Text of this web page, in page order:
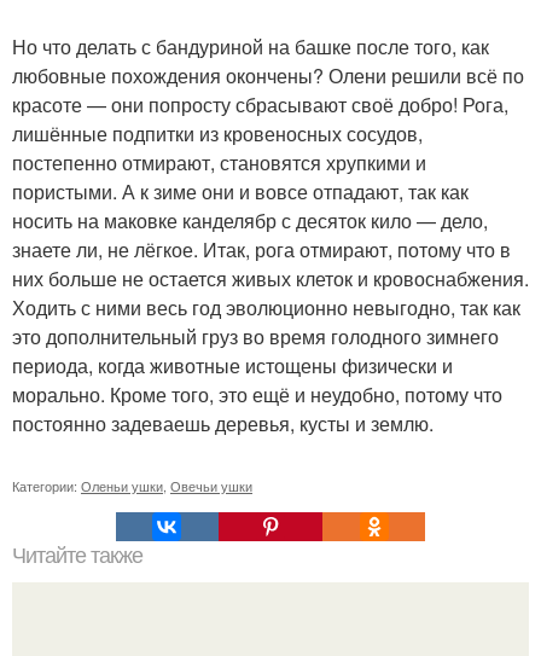
Но что делать с бандуриной на башке после того, как
любовные похождения окончены? Олени решили всё по
красоте — они попросту сбрасывают своё добро! Рога,
лишённые подпитки из кровеносных сосудов,
постепенно отмирают, становятся хрупкими и
пористыми. А к зиме они и вовсе отпадают, так как
носить на маковке канделябр с десяток кило — дело,
знаете ли, не лёгкое. Итак, рога отмирают, потому что в
них больше не остается живых клеток и кровоснабжения.
Ходить с ними весь год эволюционно невыгодно, так как
это дополнительный груз во время голодного зимнего
периода, когда животные истощены физически и
морально. Кроме того, это ещё и неудобно, потому что
постоянно задеваешь деревья, кусты и землю.
Категории: Оленьи ушки Овечьи ушки
Читайте также